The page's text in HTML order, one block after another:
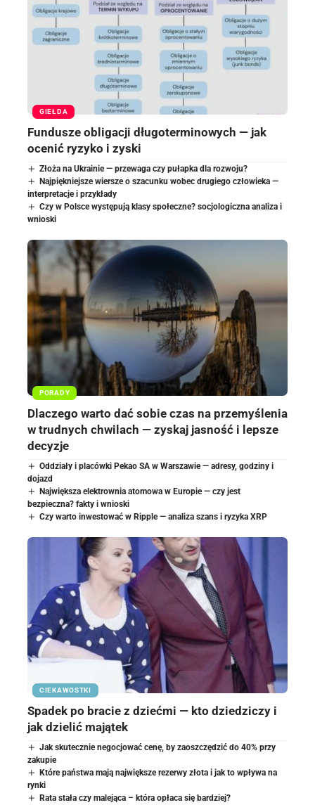
GIEŁDA
Fundusze obligacji długoterminowych — jak
ocenić ryzyko i zyski
Złoża na Ukrainie — przewaga czy pułapka dla rozwoju?
Najpiękniejsze wiersze o szacunku wobec drugiego człowieka —
interpretacje i przykłady
Czy w Polsce występują klasy społeczne? socjologiczna analiza i
wnioski
PORADY
Dlaczego warto dać sobie czas na przemyślenia
w trudnych chwilach — zyskaj jasność i lepsze
decyzje
Oddziały i placówki Pekao SA w Warszawie — adresy, godziny i
dojazd
Największa elektrownia atomowa w Europie — czy jest
bezpieczna? fakty i wnioski
Czy warto inwestować w Ripple — analiza szans i ryzyka XRP
CIEKAWOSTKI
Spadek po bracie z dziećmi — kto dziedziczy i
jak dzielić majątek
Jak skutecznie negocjować cenę, by zaoszczędzić do 40% przy
zakupie
Które państwa mają największe rezerwy złota i jak to wpływa na
rynki
Rata stała czy malejąca – która opłaca się bardziej?